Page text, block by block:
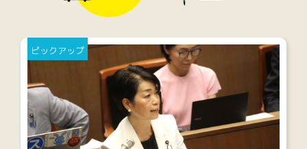
ピックアップ